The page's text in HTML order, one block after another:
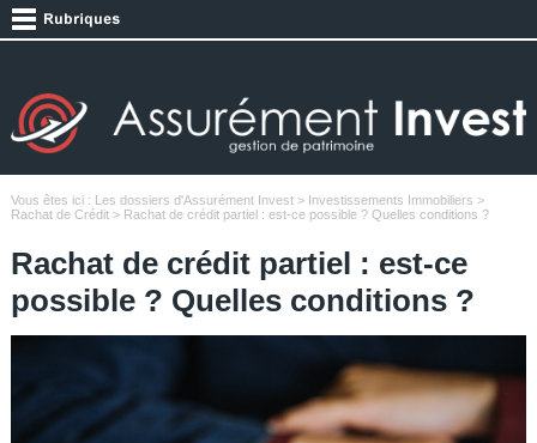
Vous êtes ici : Les dossiers d'Assurément Invest> Investissements Immobiliers >
Rachat de Crédit> Rachat de crédit partiel : est-ce possible ? Quelles conditions ?
Rachat de crédit partiel : est-ce
possible ? Quelles conditions ?